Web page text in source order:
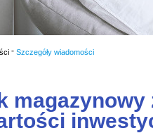
- Szczegóły wiadomości
magazynowy